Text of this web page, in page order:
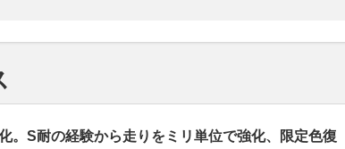
。S耐の経験から走りをミリ単位で強化、限定色復